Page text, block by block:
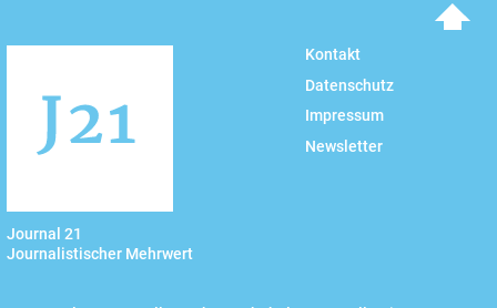
Journal 21
Journalistischer Mehrwert
Kontakt
Datenschutz
Impressum
Newsletter